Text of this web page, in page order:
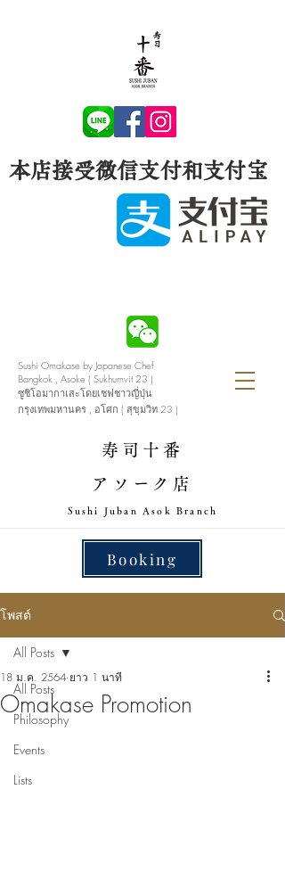
Sushi Omakase by Japanese Chef
Bangkok , Asoke ( Sukhumvit 23 )
ซูชิโอมากาเสะโดยเชฟชาวญี่ปุ่น
กรุงเทพมหานคร , อโศก ( สุขุมวิท 23 )
寿司十番
アソーク店
​Sushi Juban Asok Branch
Booking
本店接受微信支付和支付宝
โพสต์
All Posts
Philosophy
Events
Lists
All Posts
Omakase Promotion
18 ม.ค. 2564 ยาว 1 นาที